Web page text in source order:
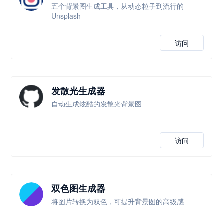
五个背景图生成工具，从动态粒子到流行的
Unsplash
访问
发散光生成器
自动生成炫酷的发散光背景图
访问
双色图生成器
将图片转换为双色，可提升背景图的高级感